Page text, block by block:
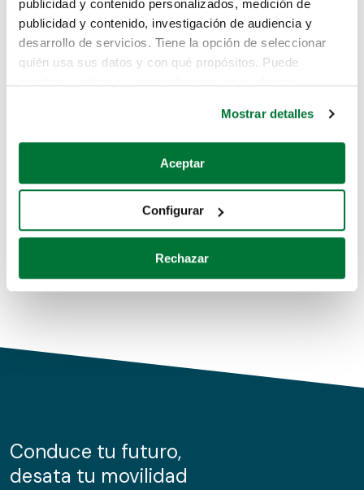
publicidad y contenido personalizados, medición de
publicidad y contenido, investigación de audiencia y
desarrollo de servicios. Tiene la opción de seleccionar
quién usa sus datos y con qué propósitos. Puede
Si lo permite, también quisiéramos:
Recopilar información sobre su ubicación geográfica
Identificar su dispositivo analizándolo activamente
para buscar características específicas (huellas
Obtenga más información sobre cómo se procesan sus
de cookies.
información sobre el uso que haga del sitio web con
nuestros partners de redes sociales, publicidad y análisis
Mostrar detalles
Aceptar
Configurar
Rechazar
te hemos traido hasta aquí.
Pero puedes encontrar el coche que estás
buscando en alguno de estos enlaces:
Coches de segunda mano
Coches de km0
Conduce tu futuro,
desata tu movilidad